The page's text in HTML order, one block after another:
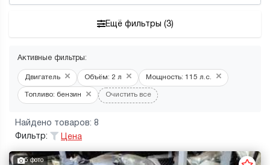
Ещё фильтры (3)
Активные фильтры:
Двигатель × Объём: 2 л × Мощность: 115 л.с. ×
Топливо: бензин × Очистить все
Найдено товаров: 8
Фильтр:
Цена
5 фото